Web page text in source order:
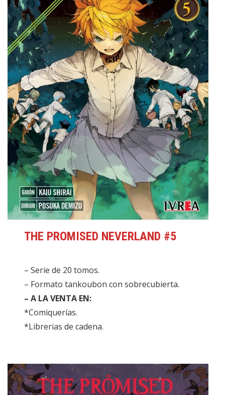
THE PROMISED NEVERLAND #5
– Serie de 20 tomos.
– Formato tankoubon con sobrecubierta.
– A LA VENTA EN:
*Comiquerías.
*Librerias de cadena.